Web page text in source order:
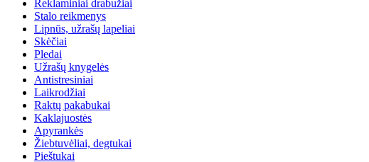
Reklaminiai drabužiai
Stalo reikmenys
Lipnūs, užrašų lapeliai
Skėčiai
Pledai
Užrašų knygelės
Antistresiniai
Laikrodžiai
Raktų pakabukai
Kaklajuostės
Apyrankės
Žiebtuvėliai, degtukai
Pieštukai